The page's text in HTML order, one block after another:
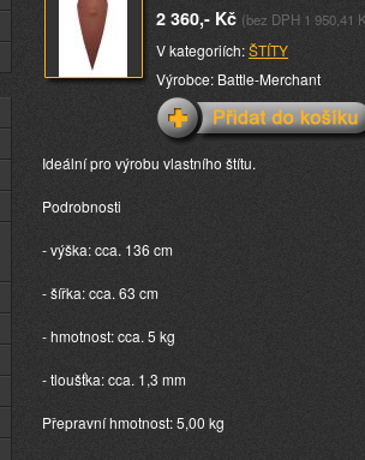
2 360,- Kč (bez DPH 1 950,41
V kategoriích:ŠTÍTY
Výrobce: Battle-Merchant
Ideální pro výrobu vlastního štítu.
Podrobnosti
- výška: cca. 136 cm
- šířka: cca. 63 cm
- hmotnost: cca. 5 kg
- tloušťka: cca. 1,3 mm
Přepravní hmotnost: 5,00 kg